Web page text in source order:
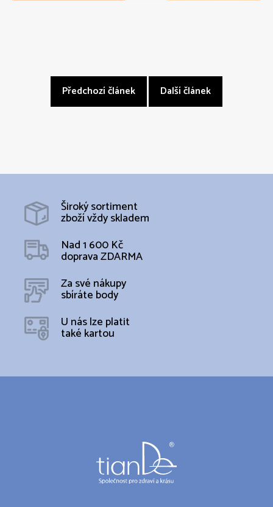
Předchozí článek Další článek
Široký sortiment
zboží vždy skladem
Nad 1 600 Kč
doprava ZDARMA
Za své nákupy
sbíráte body
U nás lze platit
také kartou
Z